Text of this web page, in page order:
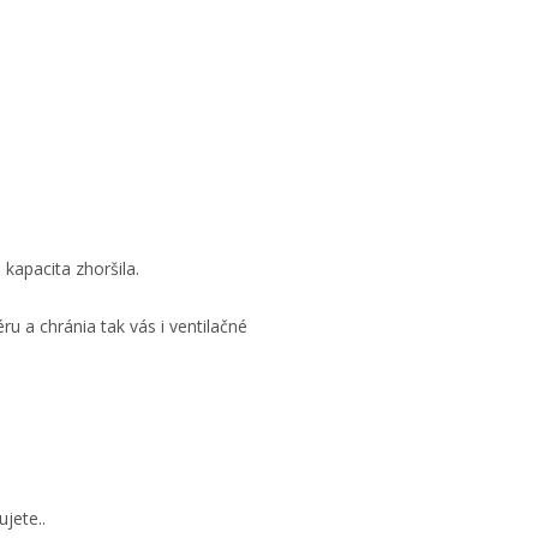
zhoršila.
a chránia tak vás i ventilačné